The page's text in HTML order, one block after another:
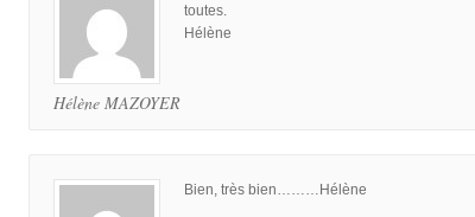
Hélène MAZOYER
toutes.
Hélène
Bien, très bien………Hélène